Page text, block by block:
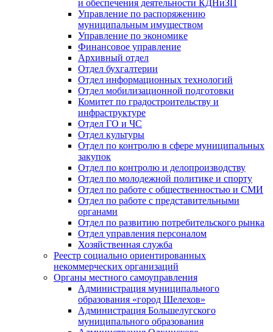
и обеспечения деятельности КДНиЗП
Управление по распоряжению
муниципальным имуществом
Управление по экономике
Финансовое управление
Архивный отдел
Отдел бухгалтерии
Отдел информационных технологий
Отдел мобилизационной подготовки
Комитет по градостроительству и
инфраструктуре
Отдел ГО и ЧС
Отдел культуры
Отдел по контролю в сфере муниципальных
закупок
Отдел по контролю и делопроизводству
Отдел по молодежной политике и спорту
Отдел по работе с общественностью и СМИ
Отдел по работе с представительными
органами
Отдел по развитию потребительского рынка
Отдел управления персоналом
Хозяйственная служба
Реестр социально ориентированных
некоммерческих организаций
Органы местного самоуправления
Администрация муниципального
образования «город Шелехов»
Администрация Большелугского
муниципального образования